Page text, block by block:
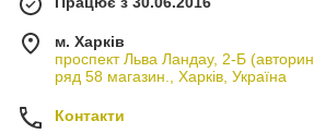
м. Харків
проспект Льва Ландау, 2-Б
ряд 58 магазин., Харків, Україна
Контакти